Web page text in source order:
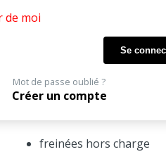
de moi
Mot de passe oublié ?
Créer un compte
Option Kit de 5 Roulettes
Kit 5 roulettes pour sol dur
freinées en charge
freinées hors charge